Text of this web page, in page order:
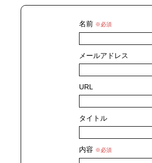
名前 ※必須
メールアドレス
URL
タイトル
内容 ※必須